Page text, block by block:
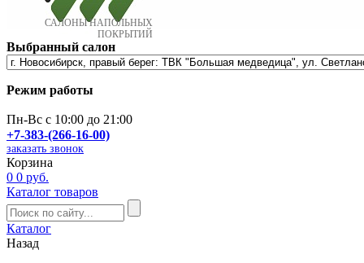
САЛОНЫ НАПОЛЬНЫХ
ПОКРЫТИЙ
Выбранный салон
Режим работы
Пн-Вс с 10:00 до 21:00
+7-383-(266-16-00)
заказать звонок
Корзина
0 0 руб.
Каталог товаров
Каталог
Назад